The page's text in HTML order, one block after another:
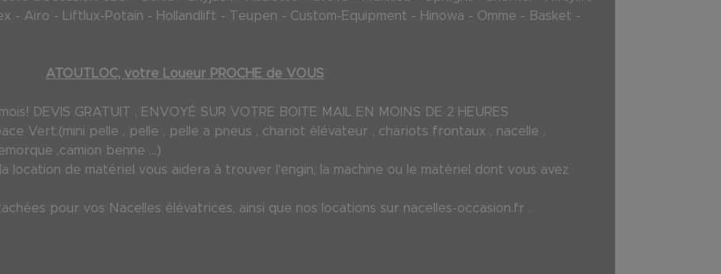
- Airo - Liftlux-Potain - Hollandlift - Teupen - Custom-Equipment - Hinowa - Omme - Basket -
ATOUTLOC, votre Loueur PROCHE de VOUS
DEVIS GRATUIT , ENVOYÉ SUR VOTRE BOITE MAIL EN MOINS DE 2 HEURES
Vert.(mini pelle , pelle , pelle a pneus , chariot élévateur , chariots frontaux , nacelle ,
,camion benne ...)
location de matériel vous aidera à trouver l'engin, la machine ou le matériel dont vous avez
pour vos Nacelles élévatrices, ainsi que nos locations sur nacelles-occasion.fr .